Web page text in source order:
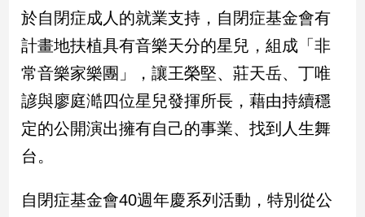
南
台
灣
觀
點
娛
樂
於自閉症成人的就業支持，自閉症基金會有
計畫地扶植具有音樂天分的星兒，組成「非
常音樂家樂團」，讓王榮堅、莊天岳、丁唯
諺與廖庭澔四位星兒發揮所長，藉由持續穩
定的公開演出擁有自己的事業、找到人生舞
台。
自閉症基金會40週年慶系列活動，特別從公